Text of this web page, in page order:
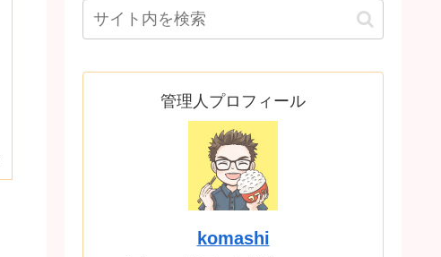
管理人プロフィール
komashi